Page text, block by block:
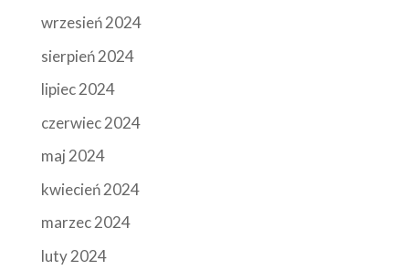
wrzesień 2024
sierpień 2024
lipiec 2024
czerwiec 2024
maj 2024
kwiecień 2024
marzec 2024
luty 2024